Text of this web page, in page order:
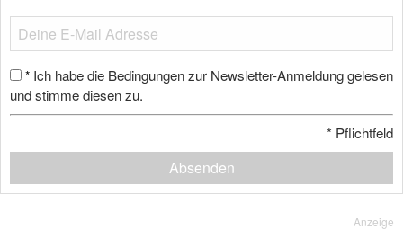
* Ich habe die Bedingungen zur Newsletter-Anmeldung gelesen
und stimme diesen zu.
* Pflichtfeld
Absenden
Anzeige